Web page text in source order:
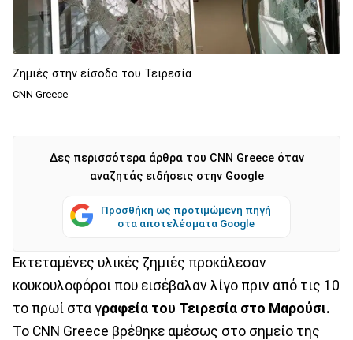
Ζημιές στην είσοδο του Τειρεσία
CNN Greece
Δες περισσότερα άρθρα του CNN Greece όταν
αναζητάς ειδήσεις στην Google
Προσθήκη ως προτιμώμενη πηγή
στα αποτελέσματα Google
Εκτεταμένες υλικές ζημιές προκάλεσαν
κουκουλοφόροι που εισέβαλαν λίγο πριν από τις 10
το πρωί στα γραφεία του Τειρεσία στο Μαρούσι.
Το CNN Greece βρέθηκε αμέσως στο σημείο της